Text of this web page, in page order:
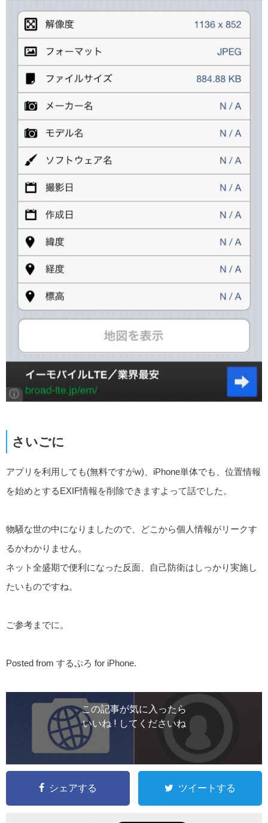
さいごに
アプリを利用しても(無料ですがw)、iPhone単体でも、位置情報
を始めとするEXIF情報を削除できますよって話でした。
物騒な世の中になりましたので、どこから個人情報がリークす
るかわかりません。
ネット全盛期で便利になった反面、自己防衛はしっかり実施し
たいものですね。
ご参考までに。
Posted from するぷろ for iPhone.
この記事が気に入ったら
いいね ! してくださいね
シェアする ツイートする